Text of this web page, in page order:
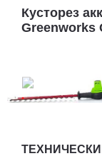
Кусторез
Greenworks